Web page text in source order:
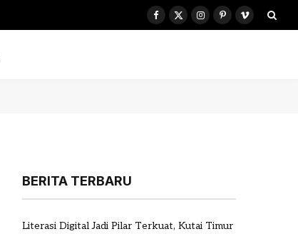
Facebook
X
Instagram
PinterestVimeo
BERITA TERBARU
Literasi Digital Jadi Pilar Terkuat, Kutai Timur